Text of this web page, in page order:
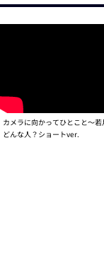
カメラに向かってひとこと～
どんな人？ショートver.